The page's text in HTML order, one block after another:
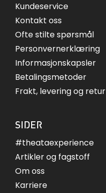
Kundeservice
Kontakt oss
Ofte stilte spørsmål
Personvernerklæring
Informasjonskapsler
Betalingsmetoder
Frakt, levering og retur
SIDER
#theataexperience
Artikler og fagstoff
Om oss
Karriere